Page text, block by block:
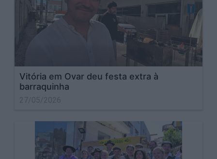
Vitória em Ovar deu festa extra à
barraquinha